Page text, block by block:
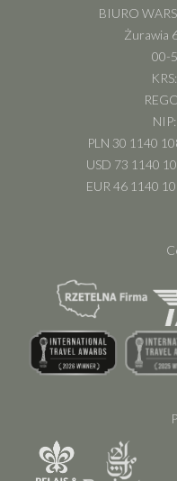
BIURO
Żurawia
00-
PLN 30 1140
USD 73 1140
EUR 46 1140